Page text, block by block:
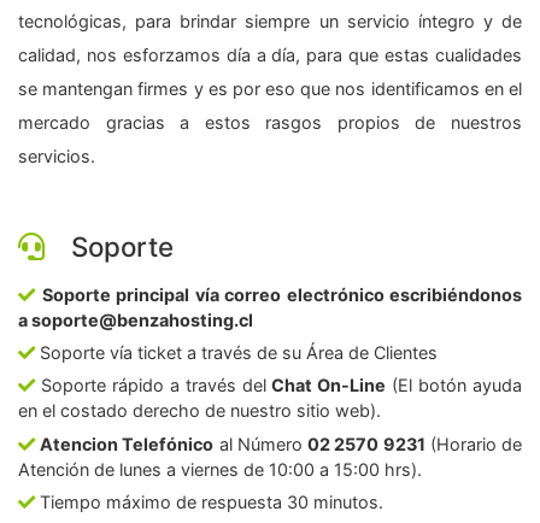
tecnológicas, para brindar siempre un servicio íntegro y de
calidad, nos esforzamos día a día, para que estas cualidades
se mantengan firmes y es por eso que nos identificamos en el
mercado gracias a estos rasgos propios de nuestros
servicios.
Soporte
Soporte principal vía correo electrónico escribiéndonos
a soporte@benzahosting.cl
Soporte vía ticket a través de su Área de Clientes
Soporte rápido a través delChat On-Line (El botón ayuda
en el costado derecho de nuestro sitio web).
Atencion Telefónico al Número02 2570 9231 (Horario de
Atención de lunes a viernes de 10:00 a 15:00 hrs).
Tiempo máximo de respuesta 30 minutos.